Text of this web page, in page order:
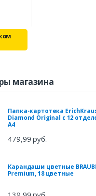
магазина
Папка-картотека
Diamond Original с 12
A4
479,99 руб.
Карандаши цветные
Premium, 18 цветные